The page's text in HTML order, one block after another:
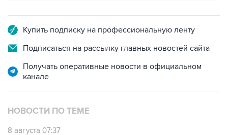
Купить подписку на профессиональную ленту
Подписаться на рассылку главных новостей сайта
Получать оперативные новости в официальном
канале
НОВОСТИ ПО ТЕМЕ
8 августа 07:37